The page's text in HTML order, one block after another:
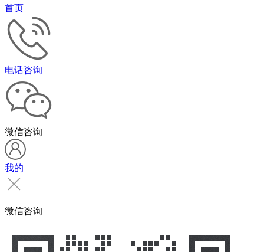
首页
电话咨询
微信咨询
我的
微信咨询